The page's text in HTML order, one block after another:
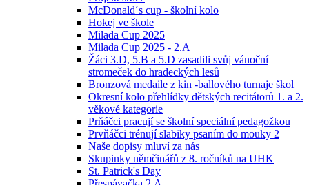
McDonald´s cup - školní kolo
Hokej ve škole
Milada Cup 2025
Milada Cup 2025 - 2.A
Žáci 3.D, 5.B a 5.D zasadili svůj vánoční
stromeček do hradeckých lesů
Bronzová medaile z kin -ballového turnaje škol
Okresní kolo přehlídky dětských recitátorů 1. a 2.
věkové kategorie
Prňáčci pracují se školní speciální pedagožkou
Prvňáčci trénují slabiky psaním do mouky 2
Naše dopisy mluví za nás
Skupinky němčinářů z 8. ročníků na UHK
St. Patrick's Day